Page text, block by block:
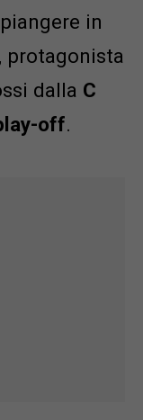
in
, protagonista
dalla C
off.